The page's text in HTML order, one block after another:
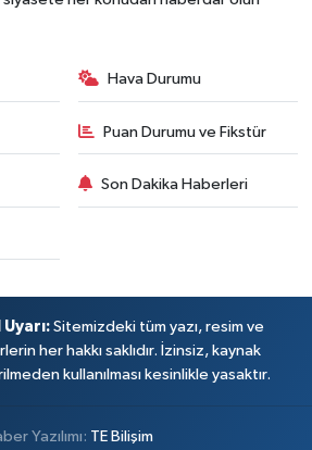
Hava Durumu
Puan Durumu ve Fikstür
Son Dakika Haberleri
Uyarı:Sitemizdeki tüm yazı, resim ve
her hakkı saklıdır. İzinsiz, kaynak
kullanılması kesinlikle yasaktır.
Yazılımı: TE Bilişim